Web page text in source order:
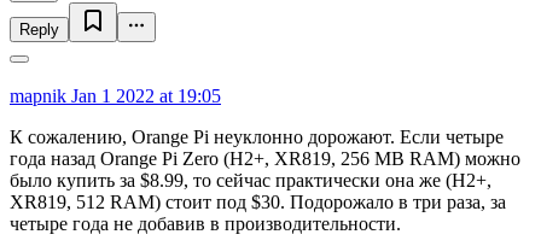
Reply
mapnik Jan 1 2022 at 19:05
К сожалению, Orange Pi неуклонно дорожают. Если четыре
года назад Orange Pi Zero (H2+, XR819, 256 MB RAM) можно
было купить за $8.99, то сейчас практически она же (H2+,
XR819, 512 RAM) стоит под $30. Подорожало в три раза, за
четыре года не добавив в производительности.